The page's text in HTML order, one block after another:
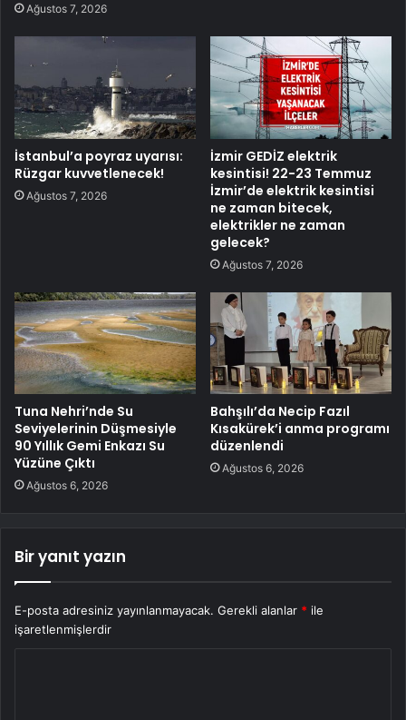
Ağustos 7, 2026
İstanbul’a poyraz uyarısı:
Rüzgar kuvvetlenecek!
Ağustos 7, 2026
İzmir GEDİZ elektrik
kesintisi! 22-23 Temmuz
İzmir’de elektrik kesintisi
ne zaman bitecek,
elektrikler ne zaman
gelecek?
Ağustos 7, 2026
Tuna Nehri’nde Su
Seviyelerinin Düşmesiyle
90 Yıllık Gemi Enkazı Su
Yüzüne Çıktı
Ağustos 6, 2026
Bahşılı’da Necip Fazıl
Kısakürek’i anma programı
düzenlendi
Ağustos 6, 2026
Bir yanıt yazın
E-posta adresiniz yayınlanmayacak. Gerekli alanlar * ile
işaretlenmişlerdir